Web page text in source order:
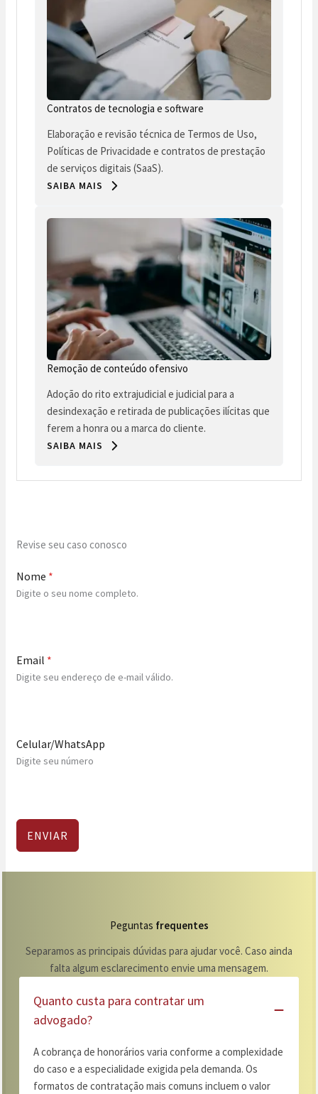
Contratos de tecnologia e software
Elaboração e revisão técnica de Termos de Uso,
Políticas de Privacidade e contratos de prestação
de serviços digitais (SaaS).
SAIBA MAIS
Remoção de conteúdo ofensivo
Adoção do rito extrajudicial e judicial para a
desindexação e retirada de publicações ilícitas que
ferem a honra ou a marca do cliente.
SAIBA MAIS
Revise seu caso conosco
Nome *
Digite o seu nome completo.
Email *
Digite seu endereço de e-mail válido.
Celular/WhatsApp
Digite seu número
ENVIAR
Peguntas frequentes
Separamos as principais dúvidas para ajudar você. Caso ainda
falta algum esclarecimento envie uma mensagem.
Quanto custa para contratar um
advogado?
A cobrança de honorários varia conforme a complexidade
do caso e a especialidade exigida pela demanda. Os
formatos de contratação mais comuns incluem o valor